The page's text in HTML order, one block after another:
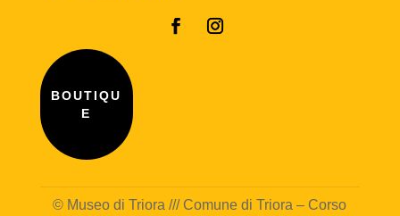
BOUTIQU
E
© Museo di Triora /// Comune di Triora – Corso